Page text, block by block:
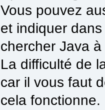
Vous pouvez
et indiquer
chercher Java
La difficulté de
car il vous faut
cela fonctionne.